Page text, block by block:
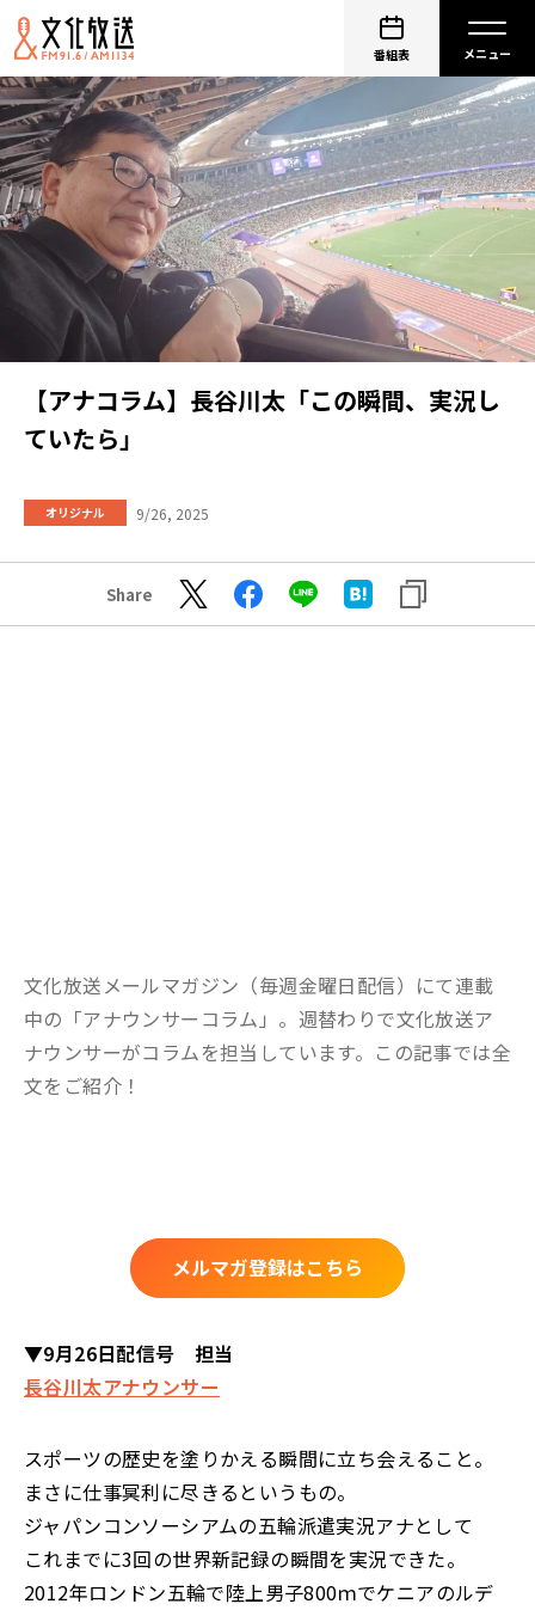
番組表
【アナコラム】長谷川太「この瞬間、実況し
ていたら」
オリジナル 9/26, 2025
Share
文化放送メールマガジン（毎週金曜日配信）にて連載
中の「アナウンサーコラム」。週替わりで文化放送ア
ナウンサーがコラムを担当しています。この記事では全
文をご紹介！
メルマガ登録はこちら
▼9月26日配信号 担当
長谷川太アナウンサー
スポーツの歴史を塗りかえる瞬間に立ち会えること。
まさに仕事冥利に尽きるというもの。
ジャパンコンソーシアムの五輪派遣実況アナとして
これまでに3回の世界新記録の瞬間を実況できた。
2012年ロンドン五輪で陸上男子800ｍでケニアのルデ